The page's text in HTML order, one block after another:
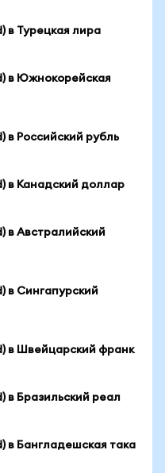
в Турецкая лира
в Южнокорейская
в Российский рубль
в Канадский доллар
в Австралийский
в Сингапурский
в Швейцарский франк
в Бразильский реал
в Бангладешская така